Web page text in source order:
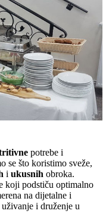
potrebe i
se što koristimo sveže,
iukusnih obroka.
koji podstiču optimalno
na dijetalne i
i druženje u